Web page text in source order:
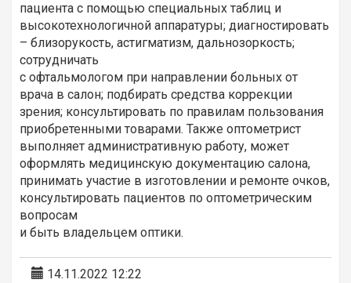
пациента с помощью специальных таблиц и
высокотехнологичной аппаратуры; диагностировать
– близорукость, астигматизм, дальнозоркость;
сотрудничать
с офтальмологом при направлении больных от
врача в салон; подбирать средства коррекции
зрения; консультировать по правилам пользования
приобретенными товарами. Также оптометрист
выполняет административную работу, может
оформлять медицинскую документацию салона,
принимать участие в изготовлении и ремонте очков,
консультировать пациентов по оптометрическим
вопросам
и быть владельцем оптики.
14.11.2022 12:22